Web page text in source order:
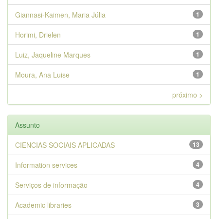
1
Giannasi-Kaimen, Maria Júlia
1
Horimi, Drielen
1
Luiz, Jaqueline Marques
1
Moura, Ana Luise
próximo >
Assunto
13
CIENCIAS SOCIAIS APLICADAS
4
Information services
4
Serviços de informação
3
Academic libraries